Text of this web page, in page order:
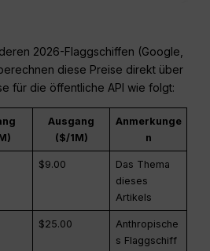
2026-Flaggschiffen (Google,
diese Preise direkt über
für die öffentliche API wie folgt:
Ausgang
($/1M)
Anmerkunge
n
$9.00
Das Thema
dieses
Artikels
$25.00
Anthropische
s Flaggschiff